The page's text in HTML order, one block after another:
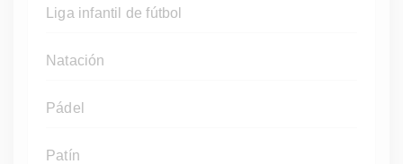
Liga infantil de fútbol
Natación
Pádel
Patín